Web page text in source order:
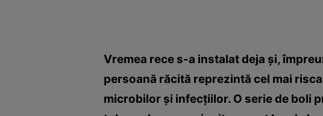
Vremea rece s-a instalat deja şi,
persoană răcită reprezintă cel mai
microbilor şi infecţiilor. O serie de boli